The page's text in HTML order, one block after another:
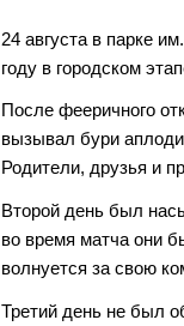
24 августа в парке
году в городском
После фееричного
вызывал бури
Родители, друзья и
Второй день был
во время матча они
волнуется за свою
Третий день не был